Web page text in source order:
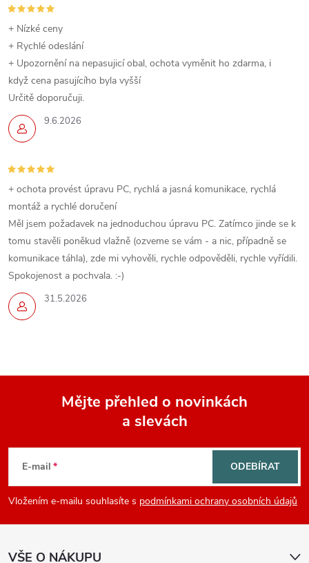
9.6.2026
+ Nízké ceny
+ Rychlé odeslání
+ Upozornění na nepasujicí obal, ochota vyměnit ho zdarma, i
když cena pasujícího byla vyšší
Určitě doporučuji.
31.5.2026
+ ochota provést úpravu PC, rychlá a jasná komunikace, rychlá
montáž a rychlé doručení
Měl jsem požadavek na jednoduchou úpravu PC. Zatímco jinde se k
tomu stavěli poněkud vlažně (ozveme se vám - a nic, případně se
komunikace táhla), zde mi vyhověli, rychle odpověděli, rychle vyřídili.
Spokojenost a pochvala. :-)
p
a
Mějte přehled o novinkách
a slevách
E-mail
Vložením e-mailu souhlasíte s podmínkami ochrany osobních údajů
ODEBÍRAT
VŠE O NÁKUPU